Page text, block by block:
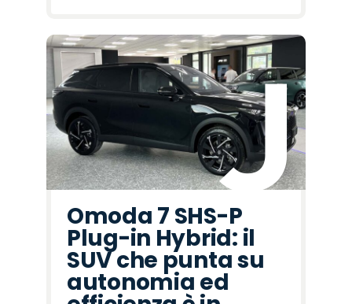
Omoda 7 SHS-P
Plug-in Hybrid: il
SUV che punta su
autonomia ed